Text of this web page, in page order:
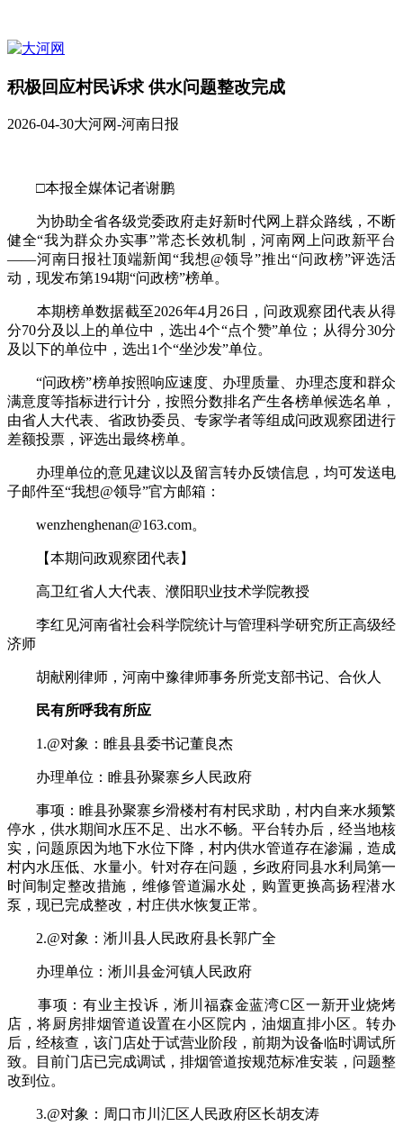
积极回应村民诉求 供水问题整改完成
2026-04-30大河网-河南日报
□本报全媒体记者谢鹏
为协助全省各级党委政府走好新时代网上群众路线，不断
健全“我为群众办实事”常态长效机制，河南网上问政新平台
——河南日报社顶端新闻“我想@领导”推出“问政榜”评选活
动，现发布第194期“问政榜”榜单。
本期榜单数据截至2026年4月26日，问政观察团代表从得
分70分及以上的单位中，选出4个“点个赞”单位；从得分30分
及以下的单位中，选出1个“坐沙发”单位。
“问政榜”榜单按照响应速度、办理质量、办理态度和群众
满意度等指标进行计分，按照分数排名产生各榜单候选名单，
由省人大代表、省政协委员、专家学者等组成问政观察团进行
差额投票，评选出最终榜单。
办理单位的意见建议以及留言转办反馈信息，均可发送电
子邮件至“我想@领导”官方邮箱：
wenzhenghenan@163.com。
【本期问政观察团代表】
高卫红省人大代表、濮阳职业技术学院教授
李红见河南省社会科学院统计与管理科学研究所正高级经
济师
胡献刚律师，河南中豫律师事务所党支部书记、合伙人
民有所呼我有所应
1.@对象：睢县县委书记董良杰
办理单位：睢县孙聚寨乡人民政府
事项：睢县孙聚寨乡滑楼村有村民求助，村内自来水频繁
停水，供水期间水压不足、出水不畅。平台转办后，经当地核
实，问题原因为地下水位下降，村内供水管道存在渗漏，造成
村内水压低、水量小。针对存在问题，乡政府同县水利局第一
时间制定整改措施，维修管道漏水处，购置更换高扬程潜水
泵，现已完成整改，村庄供水恢复正常。
2.@对象：淅川县人民政府县长郭广全
办理单位：淅川县金河镇人民政府
事项：有业主投诉，淅川福森金蓝湾C区一新开业烧烤
店，将厨房排烟管道设置在小区院内，油烟直排小区。转办
后，经核查，该门店处于试营业阶段，前期为设备临时调试所
致。目前门店已完成调试，排烟管道按规范标准安装，问题整
改到位。
3.@对象：周口市川汇区人民政府区长胡友涛